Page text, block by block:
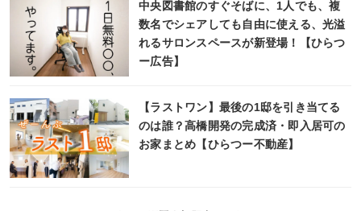
中央図書館のすぐそばに、1人でも、複
数名でシェアしても自由に使える、光溢
れるサロンスペースが新登場！【ひらつ
ー広告】
【ラストワン】最後の1邸を引き当てる
のは誰？高橋開発の完成済・即入居可の
お家まとめ【ひらつー不動産】